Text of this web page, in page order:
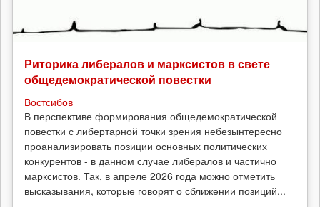
Риторика либералов и марксистов в свете
общедемократической повестки
Востсибов
В перспективе формирования общедемократической
повестки с либертарной точки зрения небезынтересно
проанализировать позиции основных политических
конкурентов - в данном случае либералов и частично
марксистов. Так, в апреле 2026 года можно отметить
высказывания, которые говорят о сближении позиций...